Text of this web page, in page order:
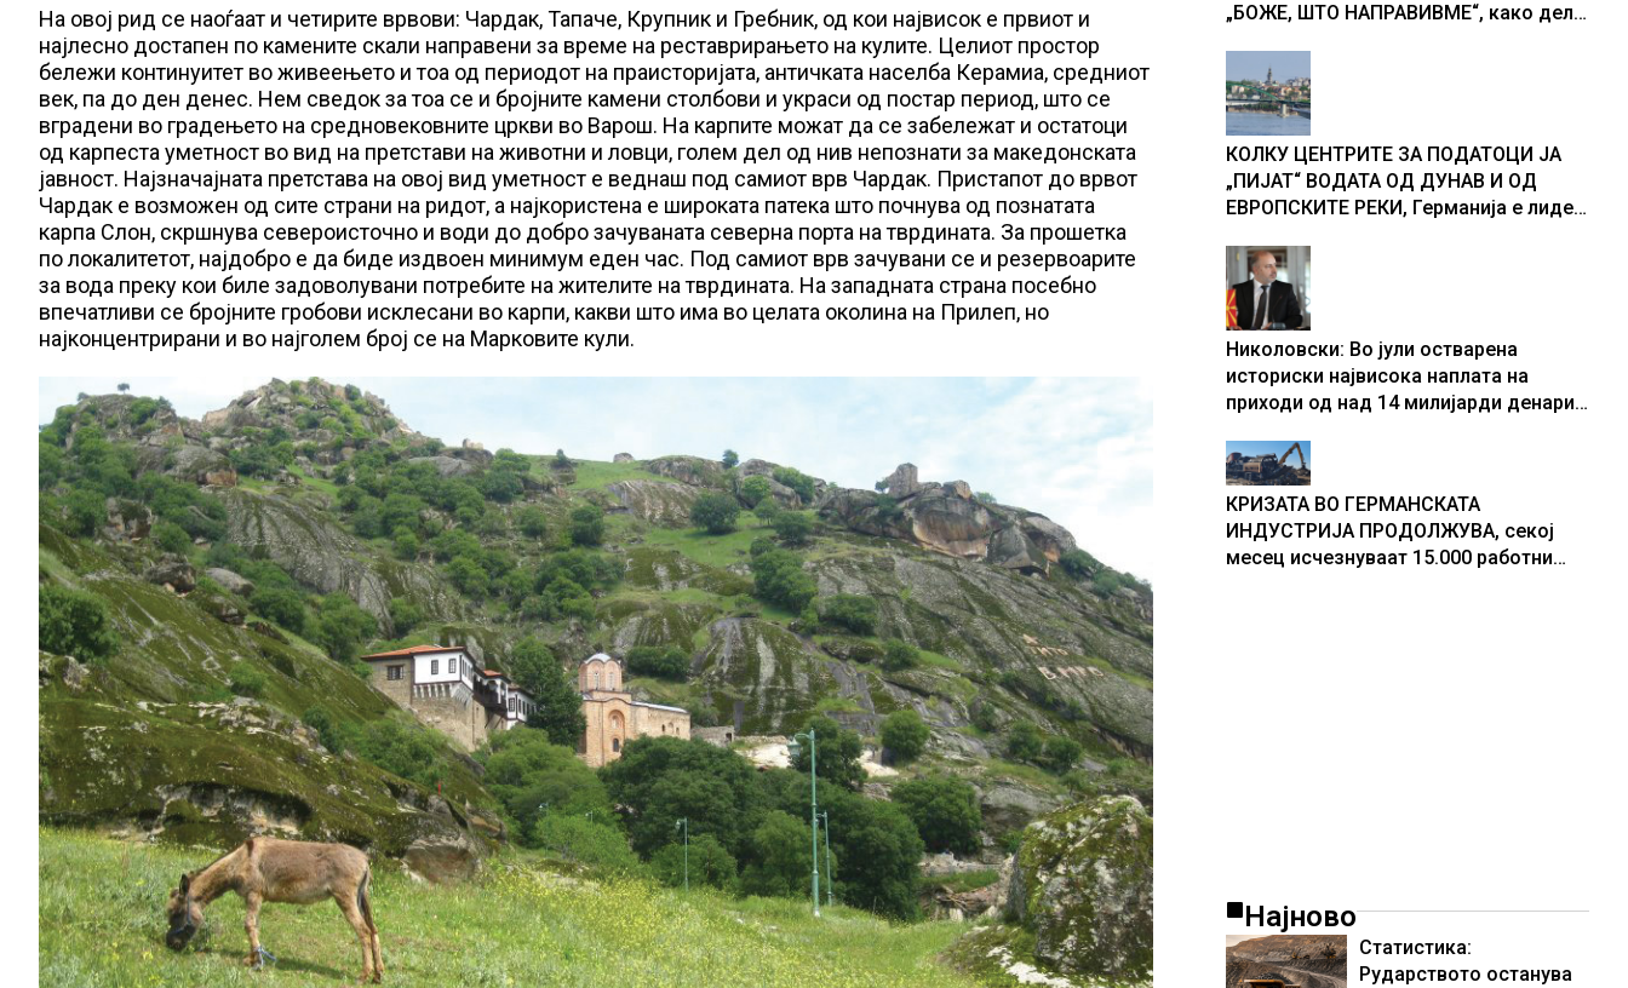
На овoј рид се наоѓаат и четирите врвови: Чардак, Тапаче, Крупник и Гребник, од кои највисок е првиот и
најлесно достапен по камените скали направени за време на реставрирањето на кулите. Целиот простор
бележи континуитет во живеењето и тоа од периодот на праисторијата, античката населба Керамиа, средниот
век, па до ден денес. Нем сведок за тоа се и бројните камени столбови и украси од постар период, што се
вградени во градењето на средновековните цркви во Варош. На карпите можат да се забележат и остатоци
од карпеста уметност во вид на претстави на животни и ловци, голем дел од нив непознати за македонската
јавност. Најзначајната претстава на овој вид уметност е веднаш под самиот врв Чардак. Пристапот до врвот
Чардак е возможен од сите страни на ридот, а најкористена е широката патека што почнува од познатата
карпа Слон, скршнува североисточно и води до добро зачуваната северна порта на тврдината. За прошетка
по локалитетот, најдобро е да биде издвоен минимум еден час. Под самиот врв зачувани се и резервоарите
за вода преку кои биле задоволувани потребите на жителите на тврдината. На западната страна посебно
впечатливи се бројните гробови исклесани во карпи, какви што има во целата околина на Прилеп, но
најконцентрирани и во најголем број се на Марковите кули.
„БОЖЕ, ШТО НАПРАВИВМЕ“, како дел
учесниците во бомбардирањето го
доживуваа овој настан што го
промени текот на историјата
КОЛКУ ЦЕНТРИТЕ ЗА ПОДАТОЦИ ЈА
„ПИЈАТ“ ВОДАТА ОД ДУНАВ И ОД
ЕВРОПСКИТЕ РЕКИ, Германија е лидер
центри за податоци
Николовски: Во јули остварена
историски највисока наплата на
приходи од над 14 милијарди денари
резултати
КРИЗАТА ВО ГЕРМАНСКАТА
ИНДУСТРИЈА ПРОДОЛЖУВА, секој
месец исчезнуваат 15.000 работни
Најново
Статистика:
Рударството останува